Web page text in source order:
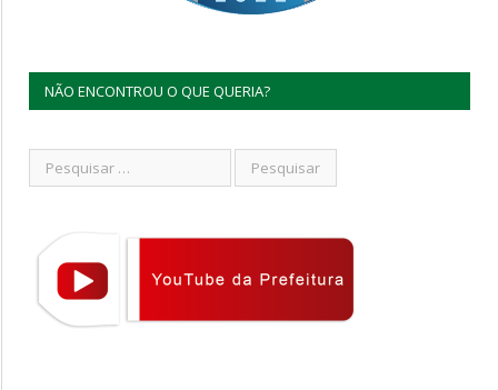
NÃO ENCONTROU O QUE QUERIA?